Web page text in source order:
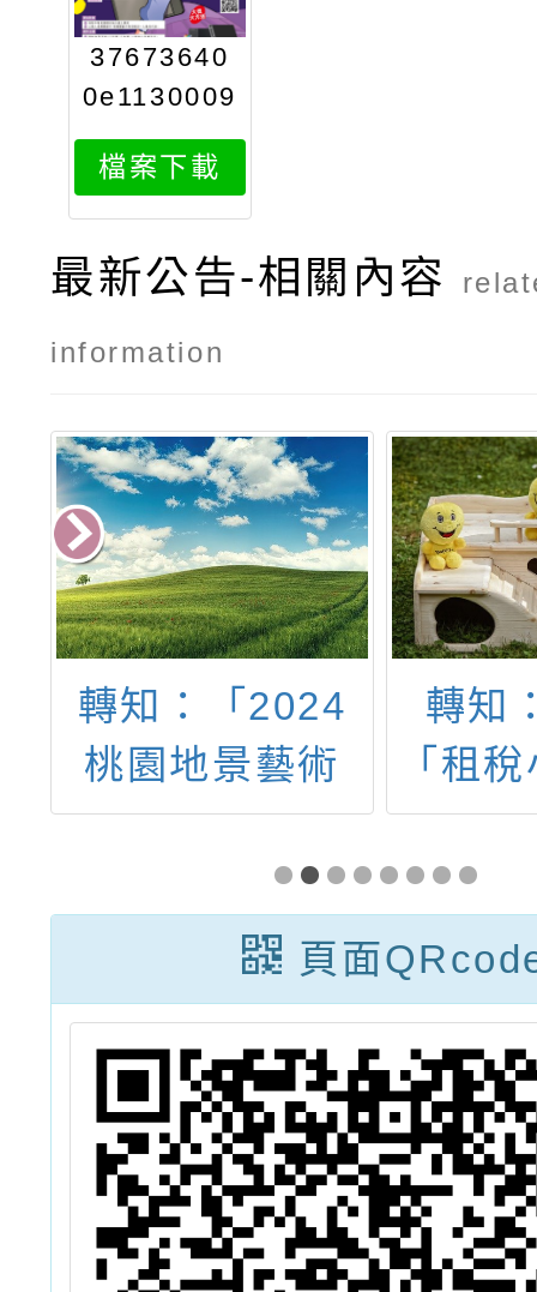
37673640
0e1130009
272attach
1
檔案下載
最新公告-相關內容
information
轉知：「2024
桃園地景藝術
節」導覽志工招
轉知
「租
e起來
影片
樂網
頁面